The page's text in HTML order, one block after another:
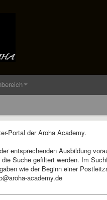
Portal der Aroha Academy.
entsprechenden Ausbildung
Suche gefiltert werden. Im
wie der Beginn einer
academy.de